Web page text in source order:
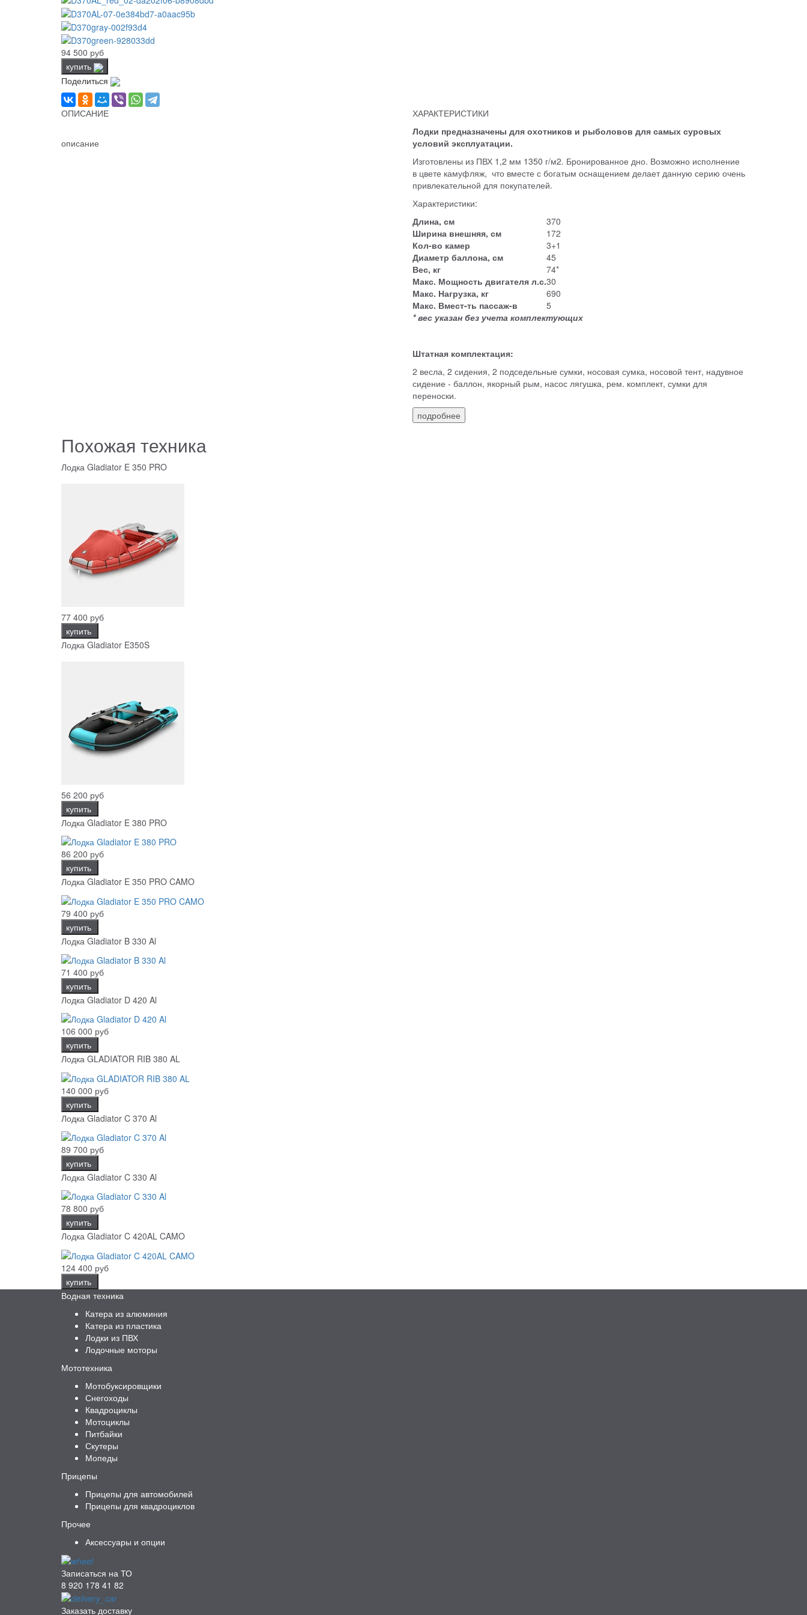
94 500 руб
купить
Поделиться
ОПИСАНИЕ
описание
ХАРАКТЕРИСТИКИ
Лодки предназначены для охотников и рыболовов для самых суровых
условий эксплуатации.
Изготовлены из ПВХ 1,2 мм 1350 г/м2. Бронированное дно. Возможно исполнение
в цвете камуфляж, что вместе с богатым оснащением делает данную серию очень
привлекательной для покупателей.
Характеристики:
Длина, см
370
Ширина внешняя, см
172
Кол-во камер
3+1
Диаметр баллона, см
45
Вес, кг
74*
Макс. Мощность двигателя л.с.30
Макс. Нагрузка, кг
690
Макс. Вмест-ть пассаж-в
5
* вес указан без учета комплектующих
Штатная комплектация:
2 весла, 2 сидения, 2 подседельные сумки, носовая сумка, носовой тент, надувное
сидение - баллон, якорный рым, насос лягушка, рем. комплект, сумки для
переноски.
подробнее
Похожая техника
Лодка Gladiator E 350 PRO
77 400 руб
купить
Лодка Gladiator E350S
56 200 руб
купить
Лодка Gladiator E 380 PRO
86 200 руб
купить
Лодка Gladiator E 350 PRO CAMO
79 400 руб
купить
Лодка Gladiator B 330 Al
71 400 руб
купить
Лодка Gladiator D 420 Al
106 000 руб
купить
Лодка GLADIATOR RIB 380 AL
140 000 руб
купить
Лодка Gladiator C 370 Al
89 700 руб
купить
Лодка Gladiator C 330 Al
78 800 руб
купить
Лодка Gladiator C 420AL CAMO
124 400 руб
купить
Водная техника
Катера из алюминия
Катера из пластика
Лодки из ПВХ
Лодочные моторы
Мототехника
Мотобуксировщики
Снегоходы
Квадроциклы
Мотоциклы
Питбайки
Скутеры
Мопеды
Прицепы
Прицепы для автомобилей
Прицепы для квадроциклов
Прочее
Аксессуары и опции
Записаться на ТО
8 920 178 41 82
Заказать доставку